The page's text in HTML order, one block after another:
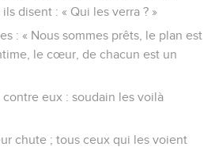
disent : « Qui les verra ? »
: « Nous sommes prêts, le plan est
le cœur, de chacun est un
eux : soudain les voilà
chute ; tous ceux qui les voient